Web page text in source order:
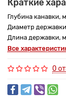
Краткие
Глубина канавки,
Диаметр
Длина державки,
Все
0